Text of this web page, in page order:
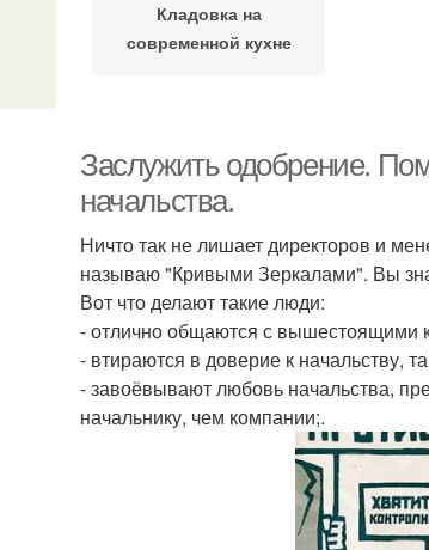
Кладовка на
современной кухне
Заслужить одобрение.
начальства.
Ничто так не лишает директоров и
называю "Кривыми Зеркалами". Вы
Вот что делают такие люди:
- отлично общаются с вышестоящими
- втираются в доверие к начальству,
- завоёвывают любовь начальства,
начальнику, чем компании;.